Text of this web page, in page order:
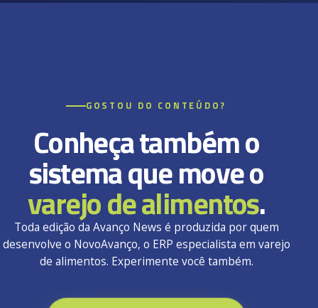
GOSTOU DO CONTEÚDO?
Conheça também o
sistema que move o
varejo de alimentos.
Toda edição da Avanço News é produzida por quem
desenvolve o NovoAvanço, o ERP especialista em varejo
de alimentos. Experimente você também.